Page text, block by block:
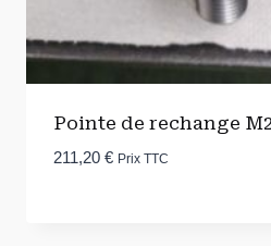
Pointe de rechange
211,20 € Prix TTC